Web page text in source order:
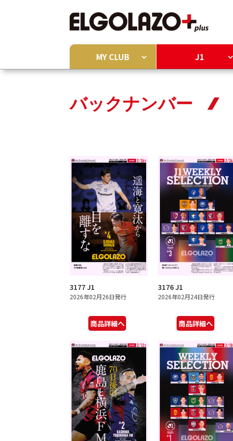
MY CLUB J1
バックナンバー
3177 J1
2026年02月26日発行
商品詳細へ
3176 J1
2026年02月24日発行
商品詳細へ